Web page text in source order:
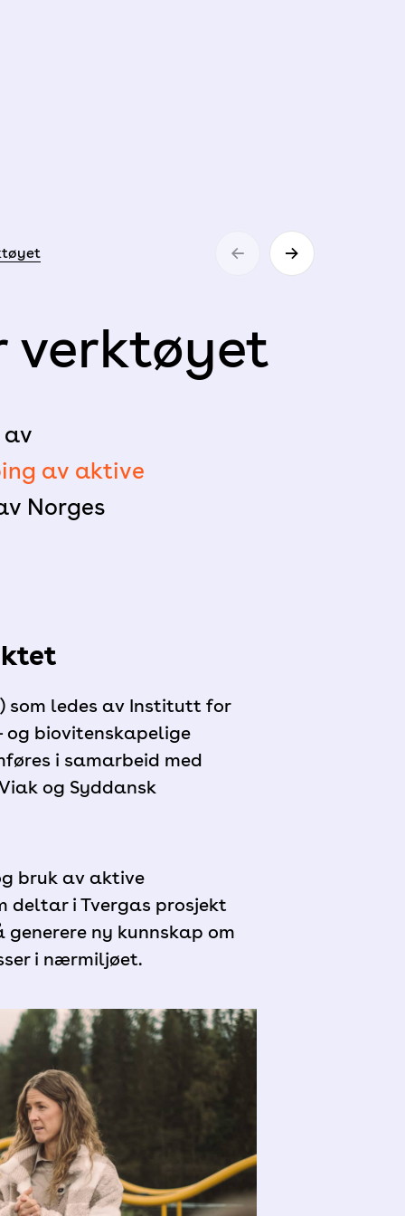
← →
verktøyet
av
av aktive
Norges
som ledes av Institutt for
og biovitenskapelige
i samarbeid med
og Syddansk
bruk av aktive
deltar i Tvergas prosjekt
generere ny kunnskap om
i nærmiljøet.